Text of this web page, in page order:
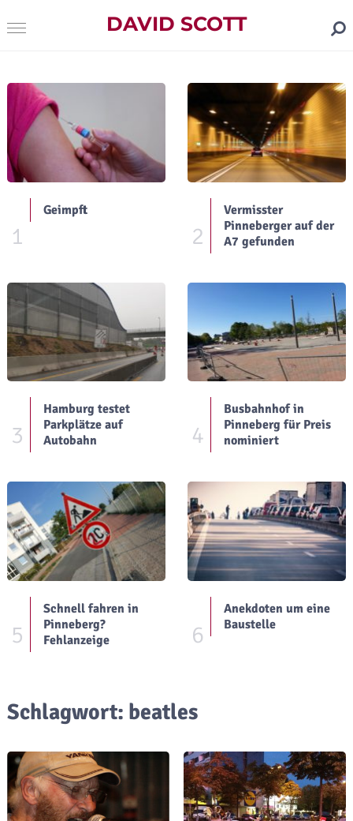
DAVID SCOTT
1
Geimpft
2
Vermisster
Pinneberger auf der
A7 gefunden
3
Hamburg testet
Parkplätze auf
Autobahn
4
Busbahnhof in
Pinneberg für Preis
nominiert
5
Schnell fahren in
Pinneberg?
Fehlanzeige
6
Anekdoten um eine
Baustelle
Schlagwort: beatles